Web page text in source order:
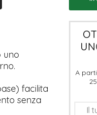
uno
facilita
senza
A